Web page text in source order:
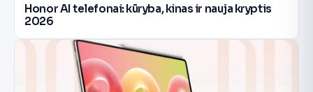
Honor AI telefonai: kūryba, kinas ir nauja kryptis
2026